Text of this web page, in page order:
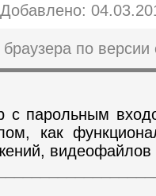
Добавлено:
по версии
с парольным
как
видеофайлов